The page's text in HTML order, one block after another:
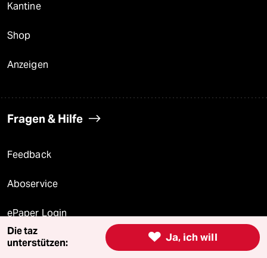
Kantine
Shop
Anzeigen
Fragen & Hilfe
Feedback
Aboservice
ePaper Login
Downloads für Abonnierende  Ja, ich will
Die taz
unterstützen: